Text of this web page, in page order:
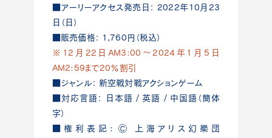
■アーリーアクセス発売日： 2022年10月23
日（日）
■販売価格： 1,760円（税込）
※12月22日AM3:00～2024年1月5日
AM2:59まで20％割引
■ジャンル： 新空戦対戦アクションゲーム
■対応言語： 日本語 / 英語 / 中国語（簡体
字）
■権利表記: Ⓒ 上海アリス幻樂団